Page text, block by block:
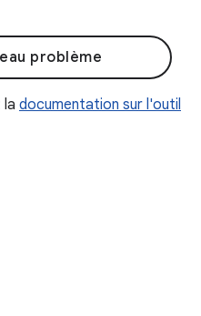
problème
la documentation sur l'outil